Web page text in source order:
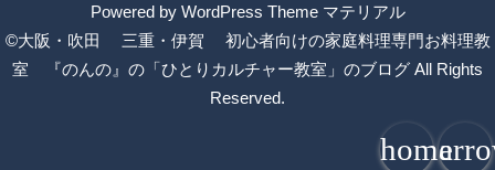
Powered by WordPress Theme マテリアル
©大阪・吹田 三重・伊賀 初心者向けの家庭料理専門お料理教
室 『のんの』の「ひとりカルチャー教室」のブログ All Rights
Reserved.
home